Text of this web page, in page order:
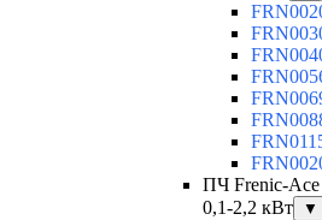
ПЧ Frenic-Ace
0,1-2,2 кВт
▼